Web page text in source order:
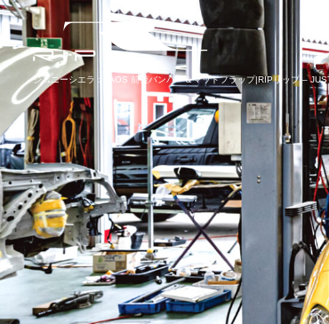
ジムニーシエラ：JAOS 前後バンパー＆マッドフラップ|RIPリップ –